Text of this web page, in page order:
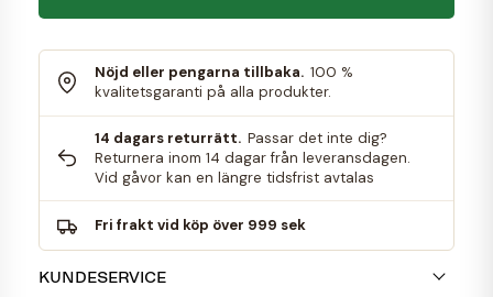
Nöjd eller pengarna tillbaka. 100 %
kvalitetsgaranti på alla produkter.
14 dagars returrätt. Passar det inte dig?
Returnera inom 14 dagar från leveransdagen.
Vid gåvor kan en längre tidsfrist avtalas
Fri frakt vid köp över 999 sek
KUNDESERVICE